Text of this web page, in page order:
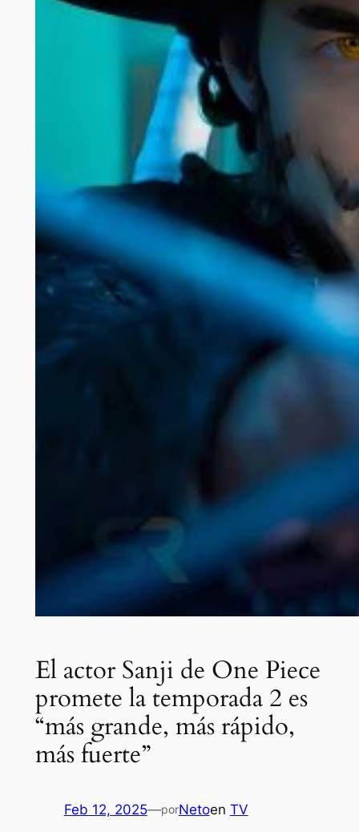
El actor Sanji de One Piece
promete la temporada 2 es
“más grande, más rápido,
más fuerte”
Feb 12, 2025—porNetoen TV